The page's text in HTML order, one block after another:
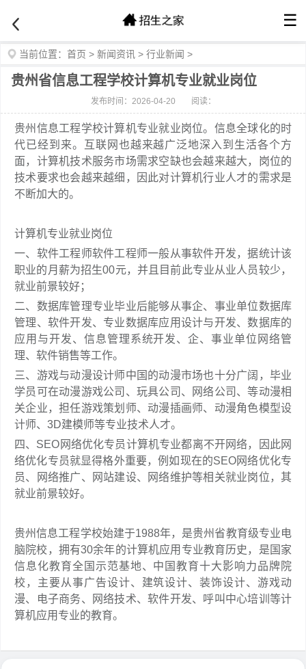
☰
当前位置： 首页 > 新闻资讯 > 行业新闻 >
贵州省信息工程学校计算机专业就业岗位
发布时间：2026-04-20 阅读：
贵州信息工程学校计算机专业就业岗位。信息全球化的时
代已经到来。互联网也越来越广泛地深入到生活各个方
面，计算机技术服务市场需求空缺也会越来越大，岗位的
技术要求也会越来越细，因此对计算机行业人才的需求是
不断加大的。
计算机专业就业岗位
一、软件工程师软件工程师一般从事软件开发，据统计该
职业的月薪为招生00元，并且目前此专业从业人员较少，
就业前景较好；
二、数据库管理专业毕业后能够从事企、事业单位数据库
管理、软件开发、专业数据库应用设计与开发、数据库的
应用与开发、信息管理系统开发、企、事业单位网络管
理、软件销售等工作。
三、游戏与动漫设计师中国的动漫市场也十分广阔，毕业
学员可在动漫游戏公司、玩具公司、网络公司、等动漫相
关企业，担任游戏策划师、动漫插画师、动漫角色模型设
计师、3D建模师等专业技术人才。
四、SEO网络优化专员计算机专业都离不开网络，因此网
络优化专员就显得格外重要，例如现在的SEO网络优化专
员、网络推广、网站建设、网络维护等相关就业岗位，其
就业前景较好。
贵州信息工程学校始建于1988年，是贵州省教育级专业电
脑院校，拥有30余年的计算机应用专业教育历史，是国家
信息化教育全国示范基地、中国教育十大影响力品牌院
校，主要从事广告设计、建筑设计、装饰设计、游戏动
漫、电子商务、网络技术、软件开发、呼叫中心培训等计
算机应用专业的教育。